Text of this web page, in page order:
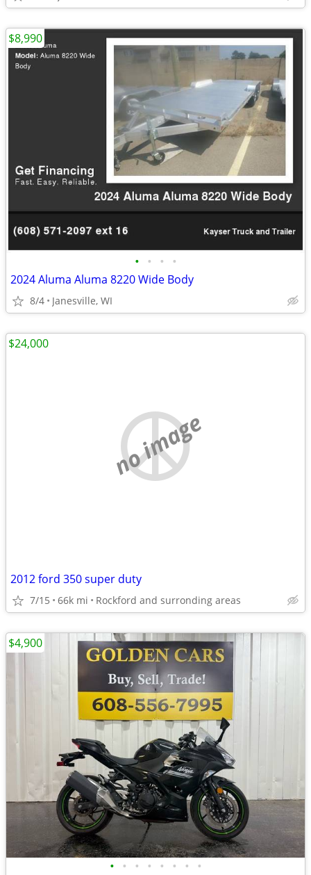
• • • •
2024 Aluma Aluma 8220 Wide Body
8/4 Janesville, WI
$8,990
no image
2012 ford 350 super duty
7/15 66k mi Rockford and surronding areas
$24,000
• • • • • • • •
$4,900